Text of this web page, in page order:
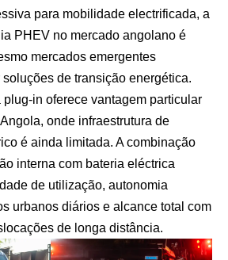
para mobilidade electrificada, a
PHEV no mercado angolano é
mercados emergentes
de transição energética.
in oferece vantagem particular
onde infraestrutura de
é ainda limitada. A combinação
interna com bateria eléctrica
de utilização, autonomia
urbanos diários e alcance total com
de longa distância.